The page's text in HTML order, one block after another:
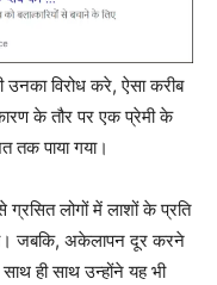
उनका विरोध करे, ऐसा करीब
के तौर पर एक प्रेमी के
तक पाया गया।
ग्रसित लोगों में लाशों के प्रति
जबकि, अकेलापन दूर करने
ही साथ उन्होंने यह भी